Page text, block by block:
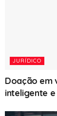
JURÍDICO
Doação em
inteligente